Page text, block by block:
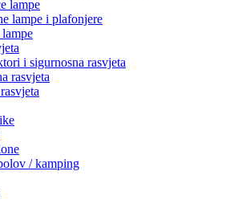
lampe
lampe i plafonjere
i sigurnosna rasvjeta
rasvjeta
/ kamping